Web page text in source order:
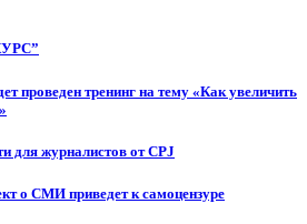
проведен тренинг на тему «Как увеличить
для журналистов от CPJ
о СМИ приведет к самоцензуре